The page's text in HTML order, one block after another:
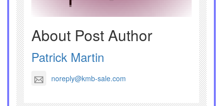
About Post Author
Patrick Martin
noreply@kmb-sale.com